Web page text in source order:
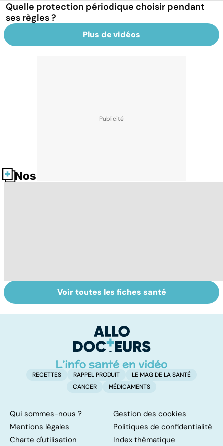
Quelle protection périodique choisir pendant
ses règles ?
Plus de vidéos
Nos fiches santé
Femmes :
comment
Bien vivre la
ménopause
Voir toutes les fiches santé
RECETTES RAPPEL PRODUIT
LE MAG DE LA SANTÉ
CANCER
MÉDICAMENTS
Qui sommes-nous ?
Gestion des cookies
Mentions légales
Politiques de confidentialité
Charte d'utilisation
Index thématique